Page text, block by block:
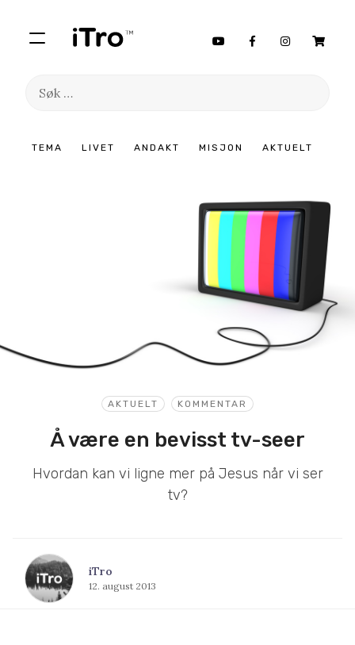
TEMA LIVET ANDAKT MISJON AKTUELT
Søk
AKTUELT KOMMENTAR
Å være en bevisst tv-seer
Hvordan kan vi ligne mer på Jesus når vi ser
tv?
iTro
12. august 2013